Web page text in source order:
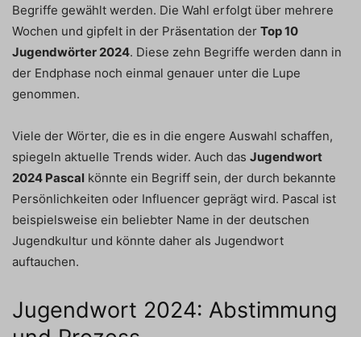
Begriffe gewählt werden. Die Wahl erfolgt über mehrere
Wochen und gipfelt in der Präsentation der Top 10
Jugendwörter 2024. Diese zehn Begriffe werden dann in
der Endphase noch einmal genauer unter die Lupe
genommen.
Viele der Wörter, die es in die engere Auswahl schaffen,
spiegeln aktuelle Trends wider. Auch das Jugendwort
2024 Pascal könnte ein Begriff sein, der durch bekannte
Persönlichkeiten oder Influencer geprägt wird. Pascal ist
beispielsweise ein beliebter Name in der deutschen
Jugendkultur und könnte daher als Jugendwort
auftauchen.
Jugendwort 2024: Abstimmung